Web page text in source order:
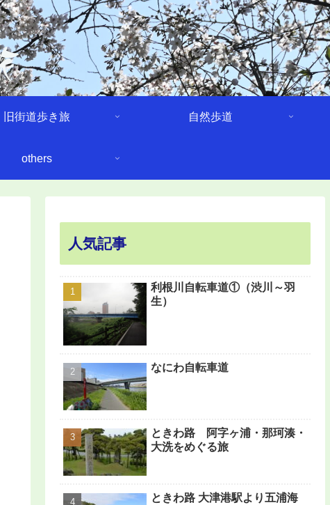
旧街道歩き旅 自然歩道
others
人気記事
利根川自転車道①（渋川～羽
生）
なにわ自転車道
ときわ路 阿字ヶ浦・那珂湊・
大洗をめぐる旅
ときわ路 大津港駅より五浦海